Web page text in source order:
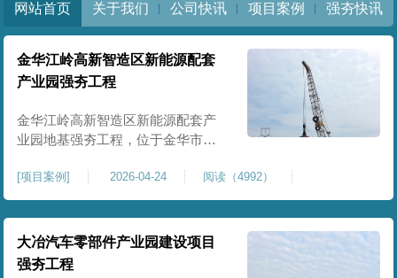
网站首页 关于我们 公司快讯 项目案例 强夯快讯
金华江岭高新智造区新能源配套
产业园强夯工程
金华江岭高新智造区新能源配套产
业园地基强夯工程，位于金华市江
园区重点基建配套项目。本项目地
基强夯处理总面积40000㎡，施工范
围为新能源配套产业园核心建设地
块。项目场地为园区新建建设用
地，原始场地土质松散、土层固结
[项目案例] 2026-04-24 阅读（4992）
大冶汽车零部件产业园建设项目
强夯工程